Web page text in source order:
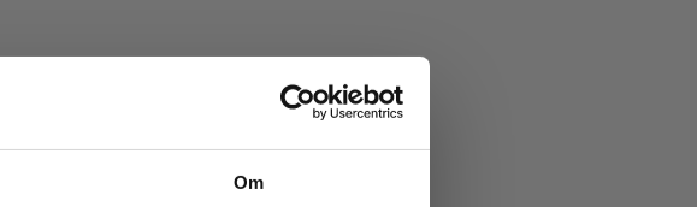
Om
dit første køb